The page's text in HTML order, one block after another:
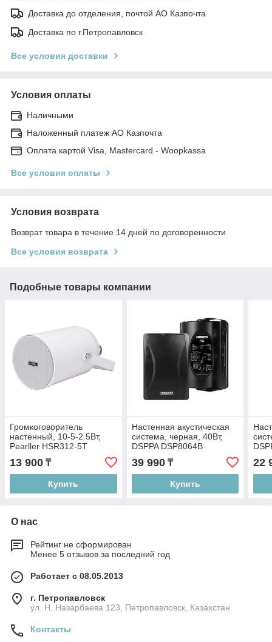
Доставка до отделения, почтой АО Казпочта
Доставка по г.Петропавловск
Все условия доставки
Условия оплаты
Наличными
Наложенный платеж АО Казпочта
Оплата картой Visa, Mastercard - Woopkassa
Все условия оплаты
Условия возврата
Возврат товара в течение 14 дней по договоренности
Все условия возврата
Подобные товары компании
Громкоговоритель
настенный, 10-5-2.5Вт,
Pearller HSR312-5T
13 900 ₸
Купить
Настенная акустическая
система, черная, 40Вт,
DSPPA DSP8064B
39 990₸
Купить
22
О нас
Рейтинг не сформирован
Менее 5 отзывов за последний год
Работает с 08.05.2013
г. Петропавловск
ул. Н. Назарбаева 123, Петропавловск, Казахстан
Контакты